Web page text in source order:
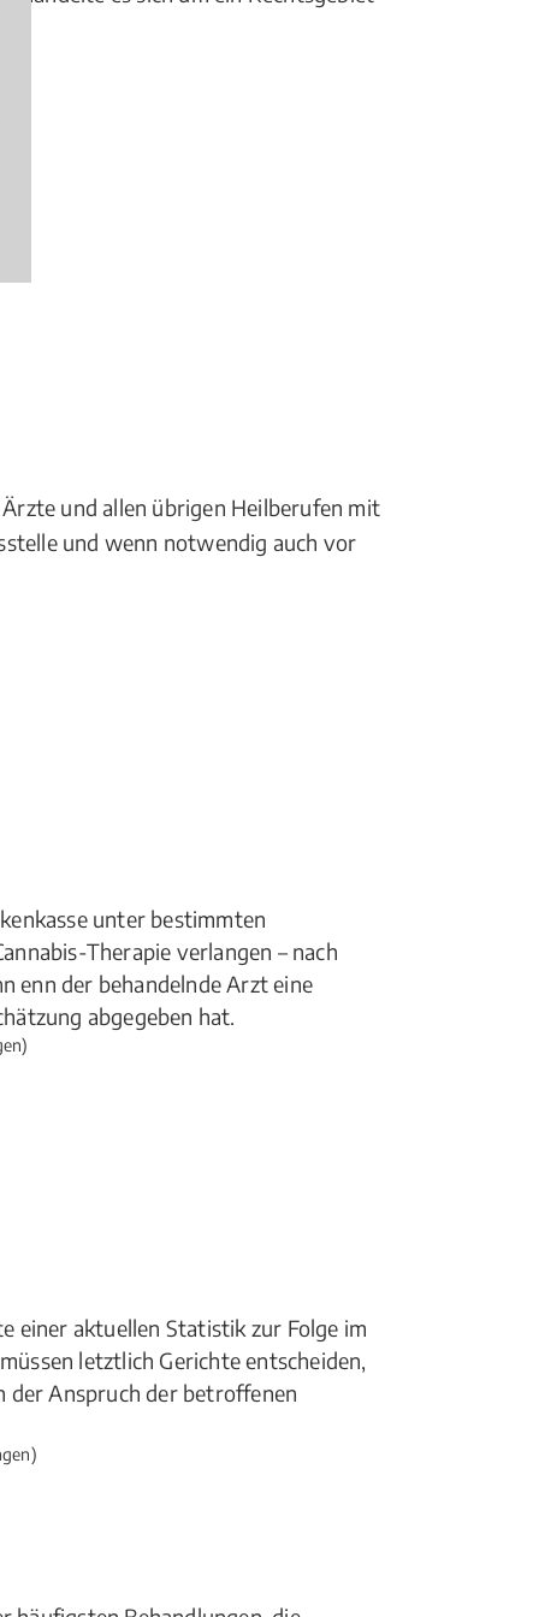
und allen übrigen Heilberufen mit
und wenn notwendig auch vor
unter bestimmten
Therapie verlangen – nach
enn der behandelnde Arzt eine
abgegeben hat.
einer aktuellen Statistik zur Folge im
letztlich Gerichte entscheiden,
der Anspruch der betroffenen